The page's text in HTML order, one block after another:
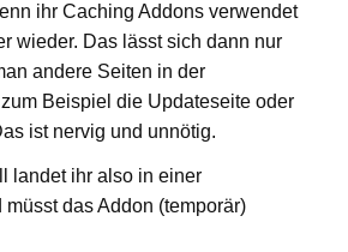
ihr Caching Addons verwendet
wieder. Das lässt sich dann nur
andere Seiten in der
Beispiel die Updateseite oder
ist nervig und unnötig.
landet ihr also in einer
das Addon (temporär)